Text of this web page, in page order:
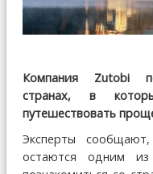
Компания Zutobi
странах, в
путешествовать
Эксперты
остаются одним из